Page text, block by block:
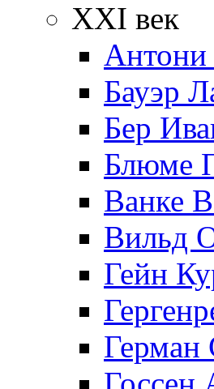
XXI век
Антони
Бауэр
Бер
Блюме
Ванке
Вильд
Гейн
Герман